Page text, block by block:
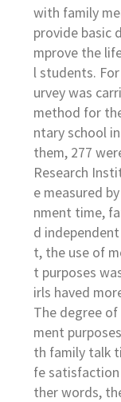
with family
provide basic
mprove the
l students.
urvey was
method for
ntary school
them, 277
Research
e measured
nment time,
d
t, the use of
t purposes
irls haved
The degree
ment
th family talk
fe
ther words,